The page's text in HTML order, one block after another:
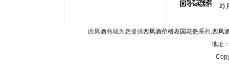
2)
西凤酒商城为您提供西凤酒价格表国花瓷系列,西凤
地址